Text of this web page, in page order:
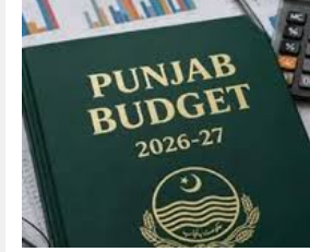
سے خزانے کو نقصان پہنچانے کے معاملے کی
بھی بڑا ہو چکا ہے